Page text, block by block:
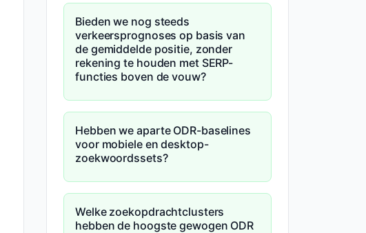
Bieden we nog steeds
verkeersprognoses op basis van
de gemiddelde positie, zonder
rekening te houden met SERP-
functies boven de vouw?
Hebben we aparte ODR-baselines
voor mobiele en desktop-
zoekwoordssets?
Welke zoekopdrachtclusters
hebben de hoogste gewogen ODR